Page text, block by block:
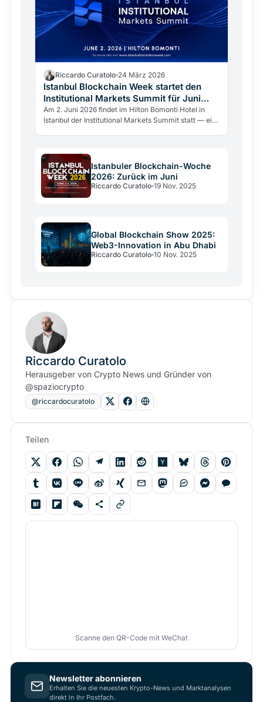
Riccardo Curatolo 24 März 2026
Istanbul Blockchain Week startet den
Institutional Markets Summit für Juni
2026
Am 2. Juni 2026 findet im Hilton Bomonti Hotel in
Istanbul der Institutional Markets Summit statt — ein
Istanbuler Blockchain-Woche
2026: Zurück im Juni
Riccardo Curatolo 19 Nov. 2025
Global Blockchain Show 2025:
Web3-Innovation in Abu Dhabi
Riccardo Curatolo 10 Nov. 2025
Riccardo Curatolo
Herausgeber von Crypto News und Gründer von
@spaziocrypto
@riccardocuratolo
Teilen
Scanne den QR-Code mit WeChat
Newsletter abonnieren
Erhalten Sie die neuesten Krypto-News und Marktanalysen
direkt in Ihr Postfach.